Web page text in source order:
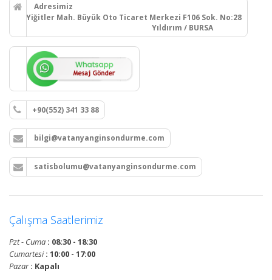
Adresimiz
Yiğitler Mah. Büyük Oto Ticaret Merkezi F106 Sok. No:28
Yıldırım / BURSA
+90(552) 341 33 88
bilgi@vatanyanginsondurme.com
satisbolumu@vatanyanginsondurme.com
Çalışma Saatlerimiz
Pzt - Cuma : 08:30 - 18:30
Cumartesi: 10:00 - 17:00
Pazar: Kapalı